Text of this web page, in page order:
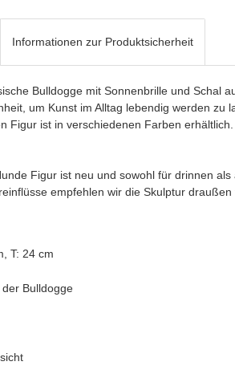
Informationen zur Produktsicherheit
Bulldogge mit Sonnenbrille und Schal
um Kunst im Alltag lebendig werden zu
Figur ist in verschiedenen Farben erhältlich.
Figur ist neu und sowohl für drinnen
empfehlen wir die Skulptur
T: 24 cm